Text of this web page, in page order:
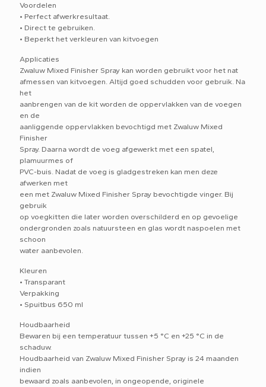
Voordelen
• Perfect afwerkresultaat.
• Direct te gebruiken.
• Beperkt het verkleuren van kitvoegen
Applicaties
Zwaluw Mixed Finisher Spray kan worden gebruikt voor het nat
afmessen van kitvoegen. Altijd goed schudden voor gebruik. Na
het
aanbrengen van de kit worden de oppervlakken van de voegen
en de
aanliggende oppervlakken bevochtigd met Zwaluw Mixed
Finisher
Spray. Daarna wordt de voeg afgewerkt met een spatel,
plamuurmes of
PVC-buis. Nadat de voeg is gladgestreken kan men deze
afwerken met
een met Zwaluw Mixed Finisher Spray bevochtigde vinger. Bij
gebruik
op voegkitten die later worden overschilderd en op gevoelige
ondergronden zoals natuursteen en glas wordt naspoelen met
schoon
water aanbevolen.
Kleuren
• Transparant
Verpakking
• Spuitbus 650 ml
Houdbaarheid
Bewaren bij een temperatuur tussen +5 °C en +25 °C in de
schaduw.
Houdbaarheid van Zwaluw Mixed Finisher Spray is 24 maanden
indien
bewaard zoals aanbevolen, in ongeopende, originele